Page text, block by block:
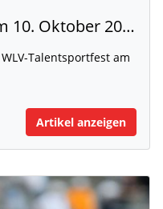
WLV-Talentsportfest am 10. Oktober 2026
Talentsportfest am
Artikel anzeigen